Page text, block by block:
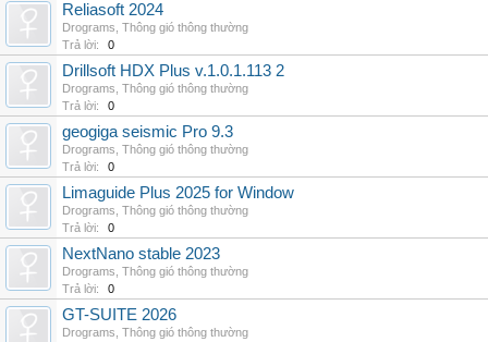
Reliasoft 2024
Drograms Thông gió thông thường
Trả lời:
0
Drillsoft HDX Plus v.1.0.1.113 2
Drograms Thông gió thông thường
Trả lời:
0
geogiga seismic Pro 9.3
Drograms Thông gió thông thường
Trả lời:
0
Limaguide Plus 2025 for Window
Drograms Thông gió thông thường
Trả lời:
0
NextNano stable 2023
Drograms Thông gió thông thường
Trả lời:
0
GT-SUITE 2026
Drograms Thông gió thông thường